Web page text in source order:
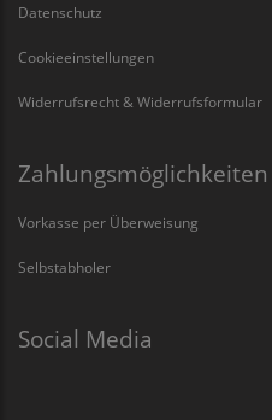
Datenschutz
Cookieeinstellungen
Widerrufsrecht & Widerrufsformular
Zahlungsmöglichkeiten
Vorkasse per Überweisung
Selbstabholer
Social Media